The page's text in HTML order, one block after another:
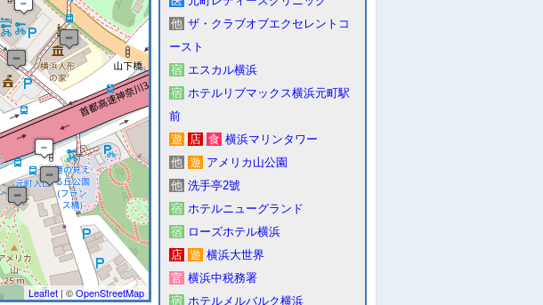
Leaflet | ©OpenStreetMap
他 ザ・クラブオブエクセレントコ
ースト
宿 エスカル横浜
宿 ホテルリブマックス横浜元町駅
前
遊
店 食 横浜マリンタワー
他 遊 アメリカ山公園
他 洗手亭2號
宿 ホテルニューグランド
宿 ローズホテル横浜
店 遊 横浜大世界
官 横浜中税務署
宿 ホテルメルバルク横浜